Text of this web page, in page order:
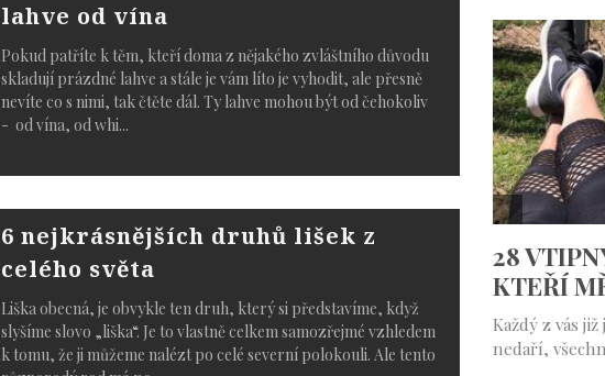
lahve od vína
Pokud patříte k těm, kteří doma z nějakého zvláštního důvodu
skladují prázdné lahve a stále je vám líto je vyhodit, ale přesně
nevíte co s nimi, tak čtěte dál. Ty lahve mohou být od čehokoliv
- od vína, od whi...
6 nejkrásnějších druhů lišek z
celého světa
Liška obecná, je obvykle ten druh, který si představíme, když
slyšíme slovo „liška“. Je to vlastně celkem samozřejmé vzhledem
k tomu, že ji můžeme nalézt po celé severní polokouli. Ale tento